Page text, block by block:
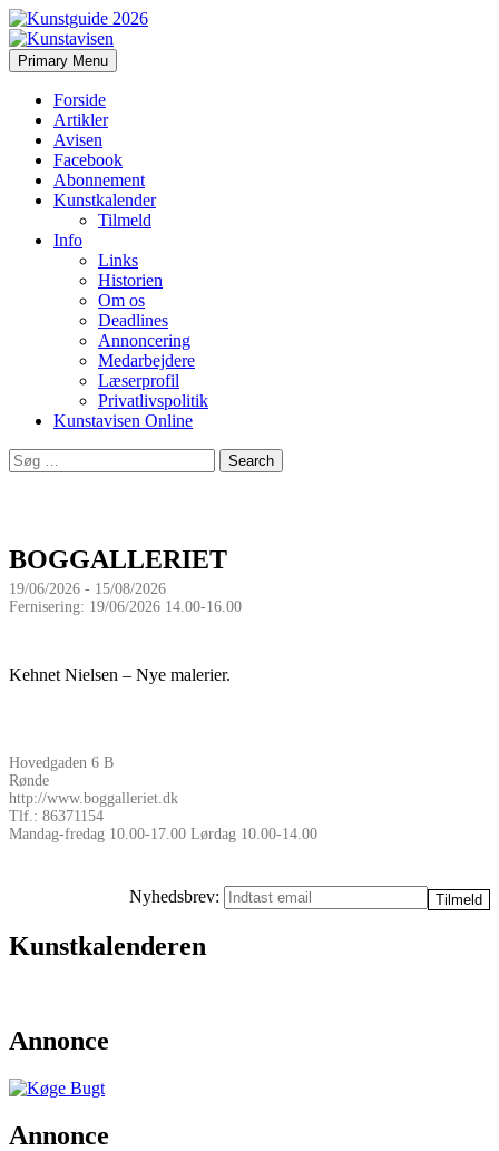
Kunstavisen
Search
Primary Menu Skip
to
Forside
Artikler
Avisen
Facebook
Abonnement
Kunstkalender
Tilmeld
Info
Links
Historien
Om os
Deadlines
Annoncering
Medarbejdere
Læserprofil
Privatlivspolitik
Kunstavisen Online
Search
for:
BOGGALLERIET
19/06/2026 - 15/08/2026
Fernisering: 19/06/2026 14.00-16.00
Kehnet Nielsen – Nye malerier.
Hovedgaden 6 B
Rønde
http://www.boggalleriet.dk
Tlf.: 86371154
Mandag-fredag 10.00-17.00 Lørdag 10.00-14.00
Nyhedsbrev:
Kunstkalenderen
Annonce
Annonce